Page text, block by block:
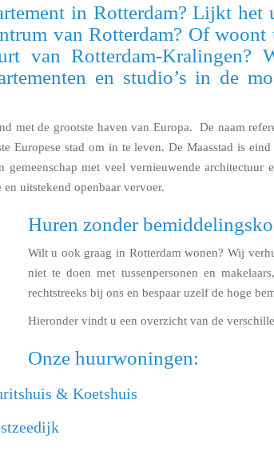
in Rotterdam? Lijkt het
van Rotterdam? Of
van Rotterdam-Kralingen?
en studio’s in de
met de grootste haven van Europa. De naam
Europese stad om in te leven. De Maasstad is
met veel vernieuwende architectuur
uitstekend openbaar vervoer.
Huren zonder
Wilt u ook graag in Rotterdam wonen? Wij
niet te doen met tussenpersonen en
rechtstreeks bij ons en bespaar uzelf de hoge
Hieronder vindt u een overzicht van de
Onze huurwoningen:
& Koetshuis